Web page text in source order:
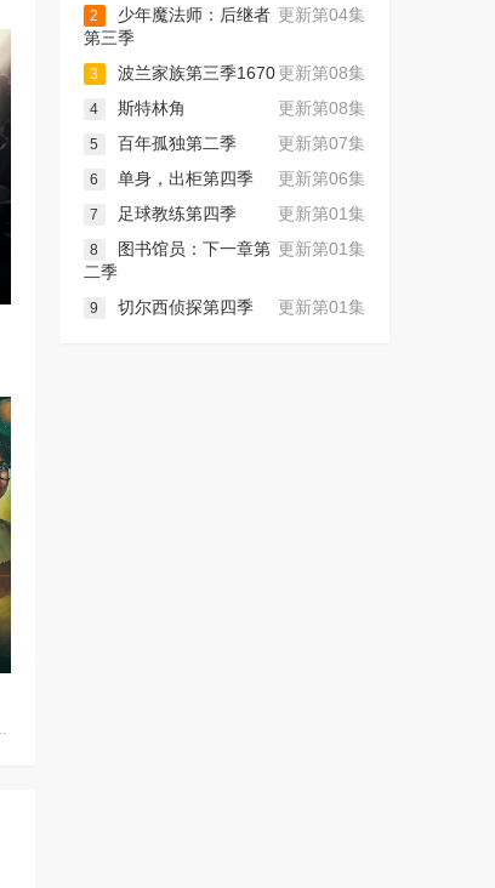
更新第04集
2
少年魔法师：后继者
第三季
更新第08集
3
波兰家族第三季1670
更新第08集
4
斯特林角
更新第07集
5
百年孤独第二季
更新第06集
6
单身，出柜第四季
更新第01集
7
足球教练第四季
更新第01集
8
图书馆员：下一章第
二季
更新第01集
9 切尔西侦探第四季